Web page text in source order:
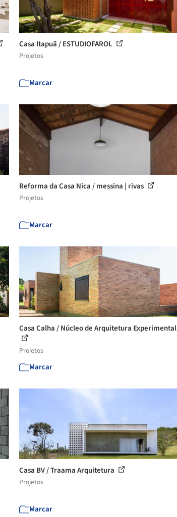
Casa Itapuã / ESTUDIOFAROL
Projetos
Marcar
Reforma da Casa Nica / messina | rivas
Projetos
Marcar
Casa Calha / Núcleo de Arquitetura Experimental
Projetos
Marcar
Casa BV / Traama Arquitetura
Projetos
Marcar